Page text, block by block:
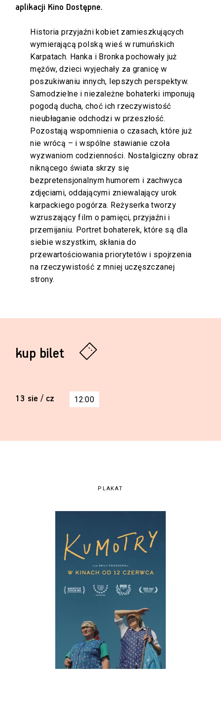
kup bilet
13 sie / cz 12:00
PLAKAT
aplikacji Kino Dostępne.
Historia przyjaźni kobiet zamieszkujących
wymierającą polską wieś w rumuńskich
Karpatach. Hanka i Bronka pochowały już
mężów, dzieci wyjechały za granicę w
poszukiwaniu innych, lepszych perspektyw.
Samodzielne i niezależne bohaterki imponują
pogodą ducha, choć ich rzeczywistość
nieubłaganie odchodzi w przeszłość.
Pozostają wspomnienia o czasach, które już
nie wrócą – i wspólne stawianie czoła
wyzwaniom codzienności. Nostalgiczny obraz
niknącego świata skrzy się
bezpretensjonalnym humorem i zachwyca
zdjęciami, oddającymi zniewalający urok
karpackiego pogórza. Reżyserka tworzy
wzruszający film o pamięci, przyjaźni i
przemijaniu. Portret bohaterek, które są dla
siebie wszystkim, skłania do
przewartościowania priorytetów i spojrzenia
na rzeczywistość z mniej uczęszczanej
strony.